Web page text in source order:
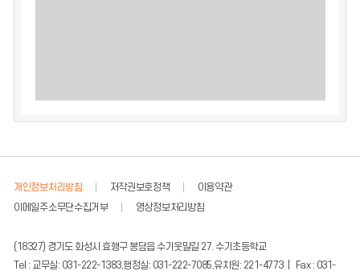
개인정보처리방침 저작권보호정책
이용약관
이메일주소무단수집거부
영상정보처리방침
(18327) 경기도 화성시 효행구 봉담읍 수기웃말길 27. 수기초등학교
Tel : 교무실: 031-222-1383,행정실: 031-222-7085,유치원: 221-4773 | Fax : 031-